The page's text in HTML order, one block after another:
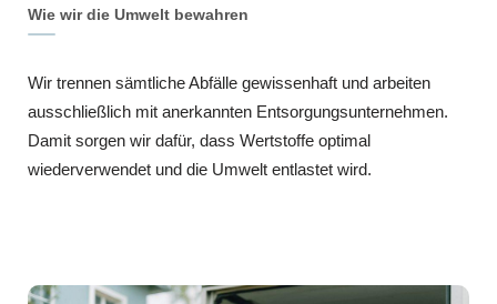
Wie wir die Umwelt bewahren
Wir trennen sämtliche Abfälle gewissenhaft und arbeiten
ausschließlich mit anerkannten Entsorgungsunternehmen.
Damit sorgen wir dafür, dass Wertstoffe optimal
wiederverwendet und die Umwelt entlastet wird.